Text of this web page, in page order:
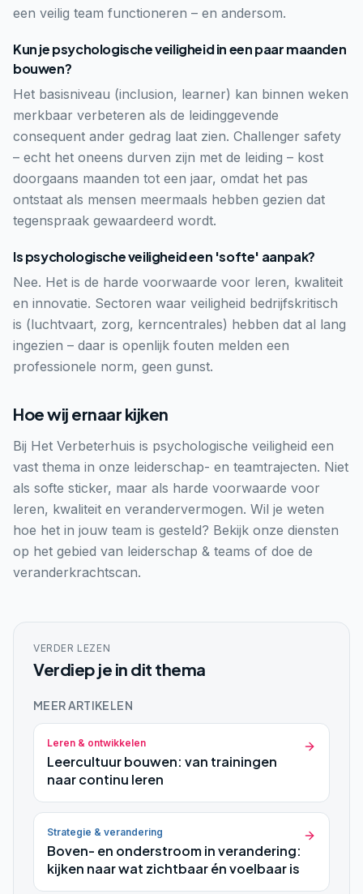
een veilig team functioneren – en andersom.
Kun je psychologische veiligheid in een paar maanden
bouwen?
Het basisniveau (inclusion, learner) kan binnen weken
merkbaar verbeteren als de leidinggevende
consequent ander gedrag laat zien. Challenger safety
– echt het oneens durven zijn met de leiding – kost
doorgaans maanden tot een jaar, omdat het pas
ontstaat als mensen meermaals hebben gezien dat
tegenspraak gewaardeerd wordt.
Is psychologische veiligheid een 'softe' aanpak?
Nee. Het is de harde voorwaarde voor leren, kwaliteit
en innovatie. Sectoren waar veiligheid bedrijfskritisch
is (luchtvaart, zorg, kerncentrales) hebben dat al lang
ingezien – daar is openlijk fouten melden een
professionele norm, geen gunst.
Hoe wij ernaar kijken
Bij Het Verbeterhuis is psychologische veiligheid een
vast thema in onze leiderschap- en teamtrajecten. Niet
als softe sticker, maar als harde voorwaarde voor
leren, kwaliteit en verandervermogen. Wil je weten
hoe het in jouw team is gesteld? Bekijk onze diensten
op het gebied van leiderschap & teams of doe de
veranderkrachtscan.
VERDER LEZEN
Verdiep je in dit thema
MEER ARTIKELEN
Leren & ontwikkelen
Leercultuur bouwen: van trainingen
naar continu leren
Strategie & verandering
Boven- en onderstroom in verandering:
kijken naar wat zichtbaar én voelbaar is